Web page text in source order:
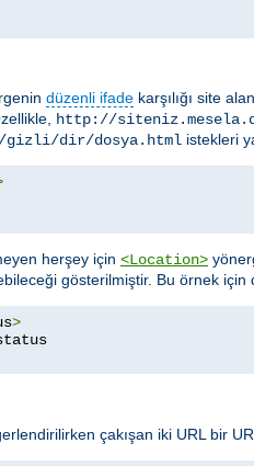
düzenli ifade karşılığı site
http://
gizli/dir/dosya.html istekleri
herşey için <Location>
gösterilmiştir. Bu örnek için
>
çakışan iki URL bir